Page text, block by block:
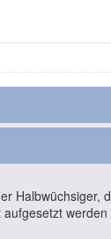
Halbwüchsiger,